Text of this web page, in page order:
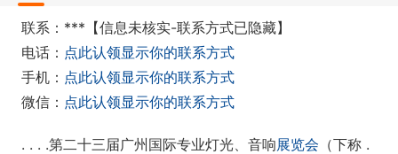
联系：***【信息未核实-联系方式已隐藏】
电话： 点此认领显示你的联系方式
手机： 点此认领显示你的联系方式
微信： 点此认领显示你的联系方式
. . . .第二十三届广州国际专业灯光、音响展览会 （下称 .